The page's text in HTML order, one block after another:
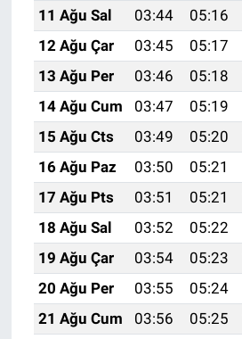
11 Ağu Sal
03:44 05:16
12 Ağu Çar
03:45 05:17
13 Ağu Per
03:46 05:18
14 Ağu Cum
03:47 05:19
15 Ağu Cts
03:49 05:20
16 Ağu Paz
03:50 05:21
17 Ağu Pts
03:51 05:21
18 Ağu Sal
03:52 05:22
19 Ağu Çar
03:54 05:23
20 Ağu Per
03:55 05:24
21 Ağu Cum
03:56 05:25